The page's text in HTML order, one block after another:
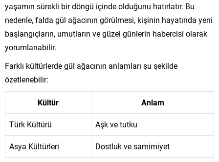
yaşamın sürekli bir döngü içinde olduğunu hatırlatır. Bu
nedenle, falda gül ağacının görülmesi, kişinin hayatında yeni
başlangıçların, umutların ve güzel günlerin habercisi olarak
yorumlanabilir.
Farklı kültürlerde gül ağacının anlamları şu şekilde
özetlenebilir:
Kültür Anlam
Türk Kültürü Aşk ve tutku
Asya Kültürleri Dostluk ve samimiyet